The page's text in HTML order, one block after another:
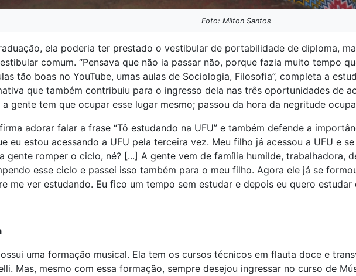
Foto: Milton Santos
ela poderia ter prestado o vestibular de portabilidade de diploma,
comum. “Pensava que não ia passar não, porque fazia muito tempo
tão boas no YouTube, umas aulas de Sociologia, Filosofia”, completa a
que também contribuiu para o ingresso dela nas três oportunidades de
gente tem que ocupar esse lugar mesmo; passou da hora da negritude
adorar falar a frase “Tô estudando na UFU” e também defende a
eu estou acessando a UFU pela terceira vez. Meu filho já acessou a UFU e
gente romper o ciclo, né? [...] A gente vem de família humilde, trabalhadora,
esse ciclo e passei isso também para o meu filho. Agora ele já se
me ver estudando. Eu fico um tempo sem estudar e depois eu quero estudar
uma formação musical. Ela tem os cursos técnicos em flauta doce e
Mas, mesmo com essa formação, sempre desejou ingressar no curso de